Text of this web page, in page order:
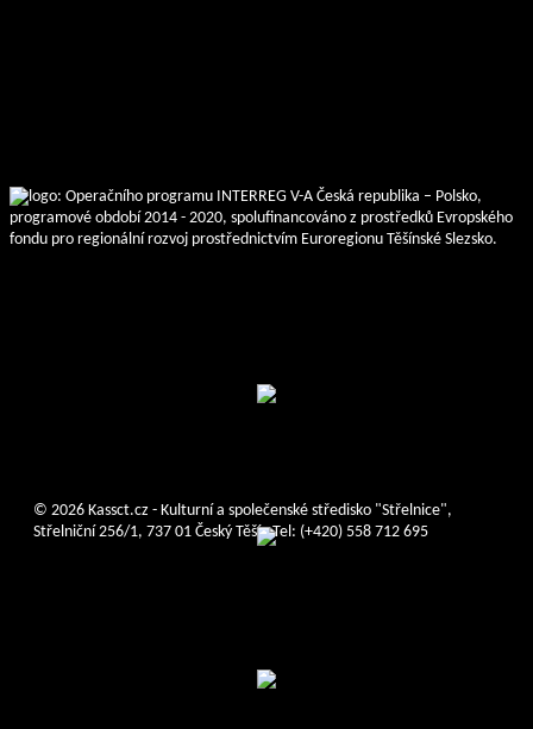
© 2026 Kassct.cz - Kulturní a společenské středisko "Střelnice",
Střelniční 256/1, 737 01 Český Těšín Tel: (+420) 558 712 695